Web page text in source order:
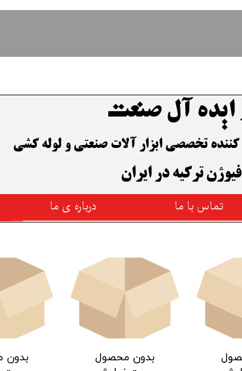
تماس با ما درباره ی ما
ایده آل صنعت
کننده تخصصی ابزار آلات صنعتی و لوله کشی
ترکیه در ایران
بدون محصول
بدون